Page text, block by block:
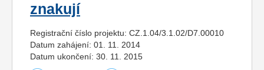
znakují
Registrační číslo projektu: CZ.1.04/3.1.02/D7.00010
Datum zahájení: 01. 11. 2014
Datum ukončení: 30. 11. 2015